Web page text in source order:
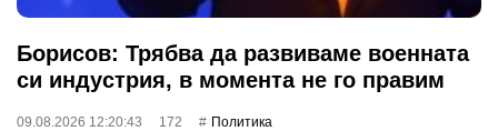
Борисов: Трябва да развиваме военната
си индустрия, в момента не го правим
09.08.2026 12:20:43 172 Политика